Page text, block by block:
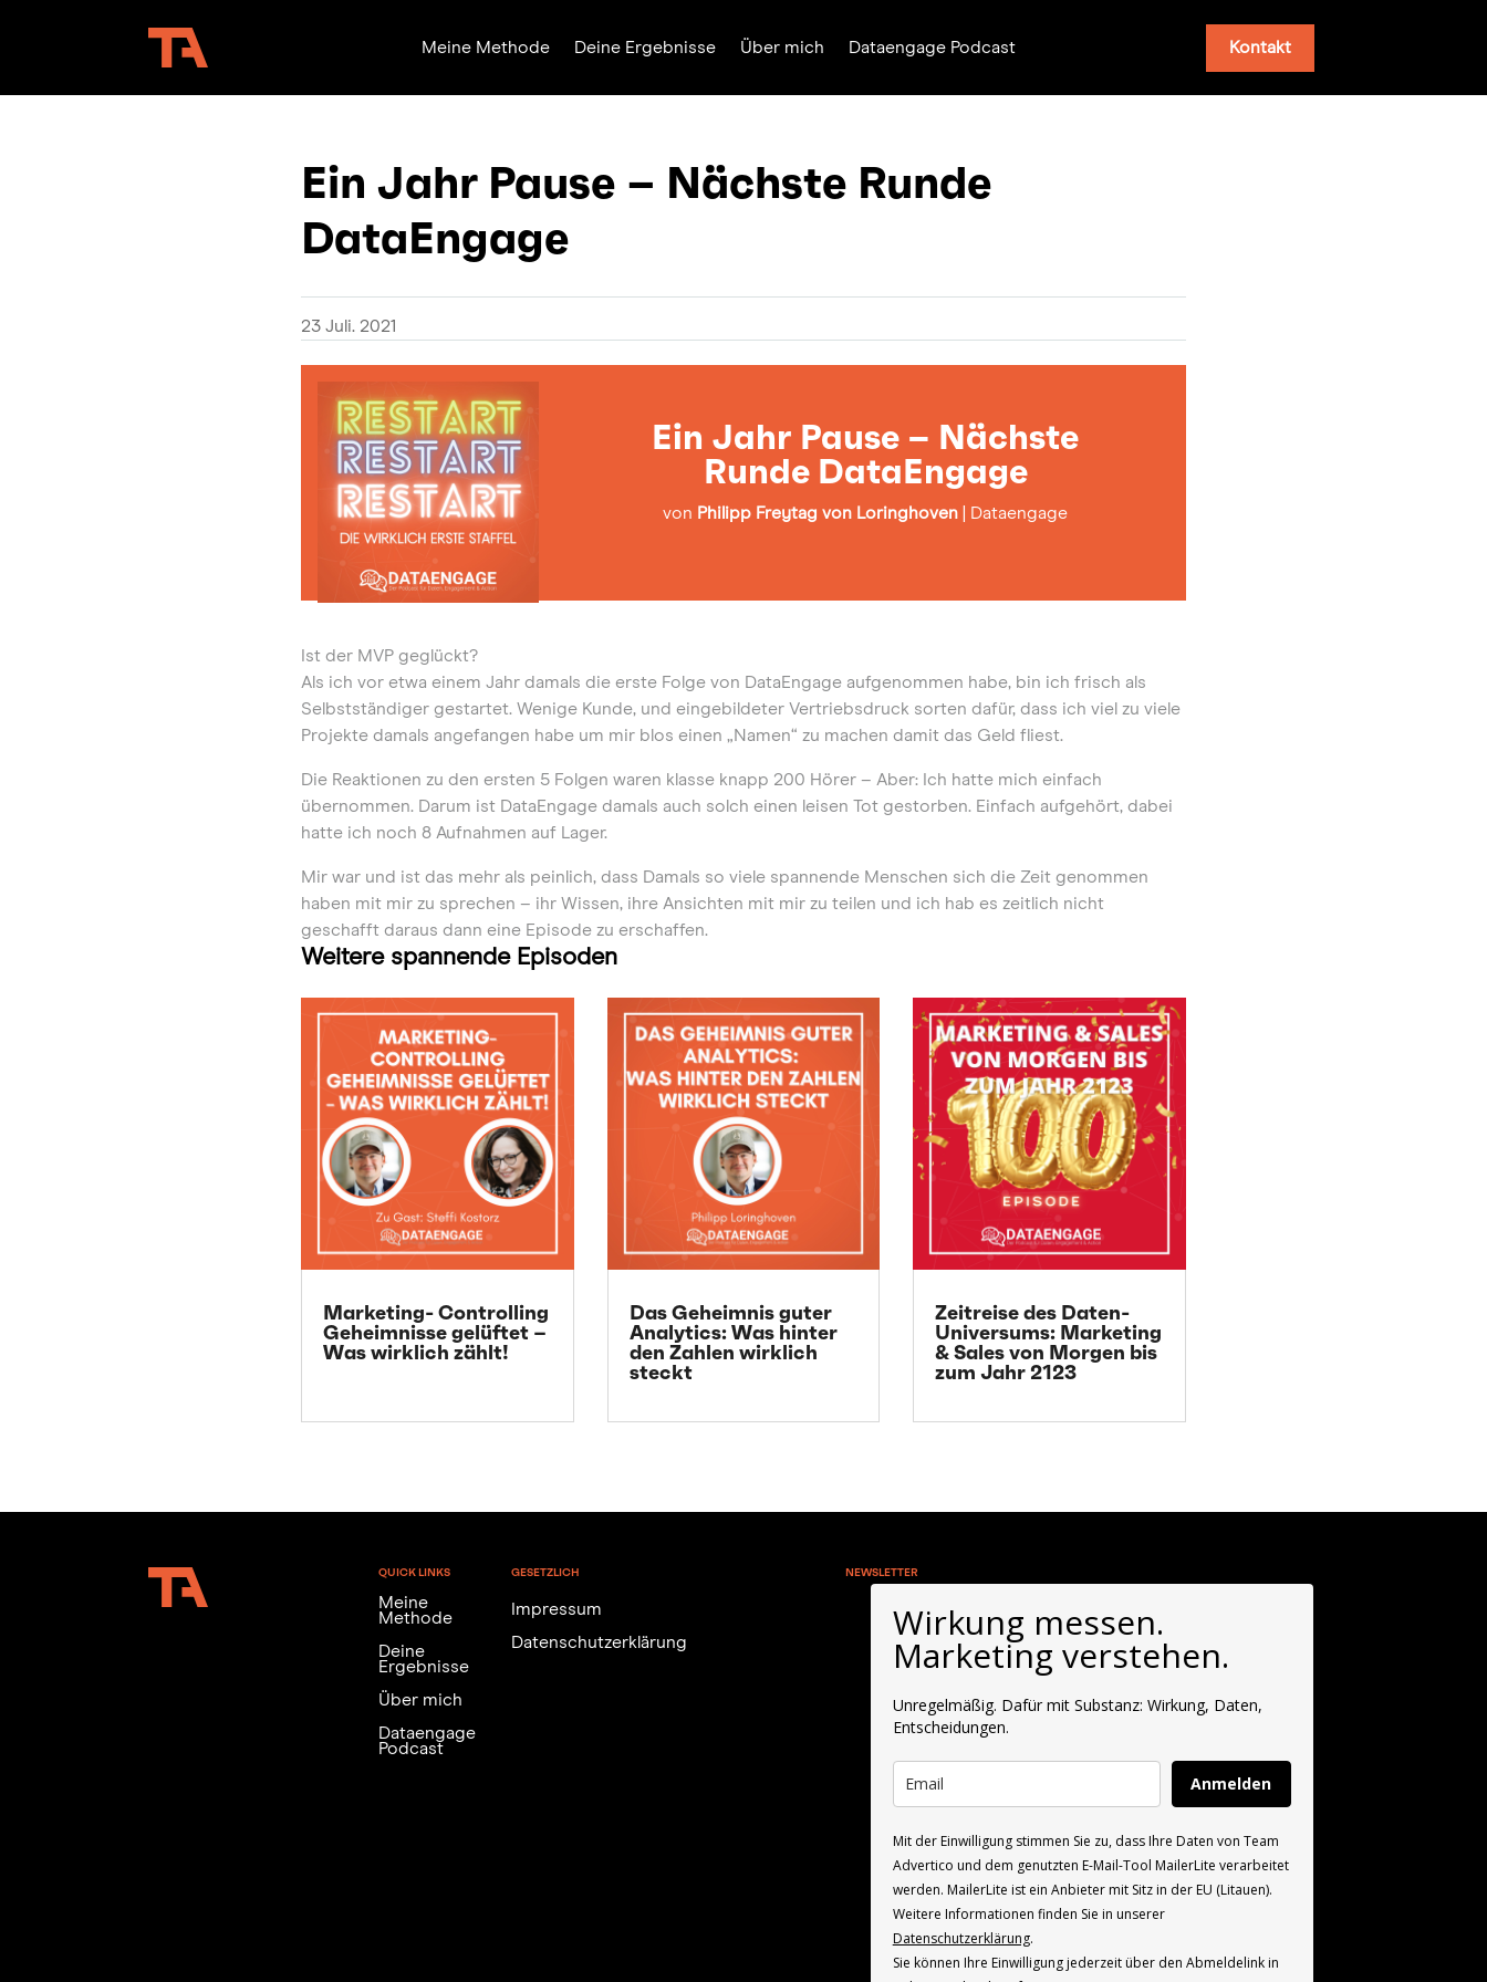
Meine Methode Deine Ergebnisse Über mich Dataengage Podcast Kontakt
Ein Jahr Pause – Nächste Runde
DataEngage
23 Juli. 2021
Ein Jahr Pause – Nächste
Runde DataEngage
von Philipp Freytag von Loringhoven Dataengage
Ist der MVP geglückt?
Als ich vor etwa einem Jahr damals die erste Folge von DataEngage aufgenommen habe, bin ich frisch als
Selbstständiger gestartet. Wenige Kunde, und eingebildeter Vertriebsdruck sorten dafür, dass ich viel zu viele
Projekte damals angefangen habe um mir blos einen „Namen“ zu machen damit das Geld fliest.
Die Reaktionen zu den ersten 5 Folgen waren klasse knapp 200 Hörer – Aber: Ich hatte mich einfach
übernommen. Darum ist DataEngage damals auch solch einen leisen Tot gestorben. Einfach aufgehört, dabei
hatte ich noch 8 Aufnahmen auf Lager.
Mir war und ist das mehr als peinlich, dass Damals so viele spannende Menschen sich die Zeit genommen
haben mit mir zu sprechen – ihr Wissen, ihre Ansichten mit mir zu teilen und ich hab es zeitlich nicht
geschafft daraus dann eine Episode zu erschaffen.
Weitere spannende Episoden
Marketing- Controlling
Geheimnisse gelüftet –
Was wirklich zählt!
Das Geheimnis guter
Analytics: Was hinter
den Zahlen wirklich
steckt
Zeitreise des Daten-
Universums: Marketing
& Sales von Morgen bis
zum Jahr 2123
QUICK LINKS
Meine
Methode
Deine
Ergebnisse
Über mich
Dataengage
Podcast
GESETZLICH
Impressum
Datenschutzerklärung
NEWSLETTER
Wirkung messen.
Marketing verstehen.
Unregelmäßig. Dafür mit Substanz: Wirkung, Daten,
Entscheidungen.
Anmelden
Mit der Einwilligung stimmen Sie zu, dass Ihre Daten von Team
Advertico und dem genutzten E-Mail-Tool MailerLite verarbeitet
werden. MailerLite ist ein Anbieter mit Sitz in der EU (Litauen).
Weitere Informationen finden Sie in unserer
Datenschutzerklärung.
Sie können Ihre Einwilligung jederzeit über den Abmeldelink in